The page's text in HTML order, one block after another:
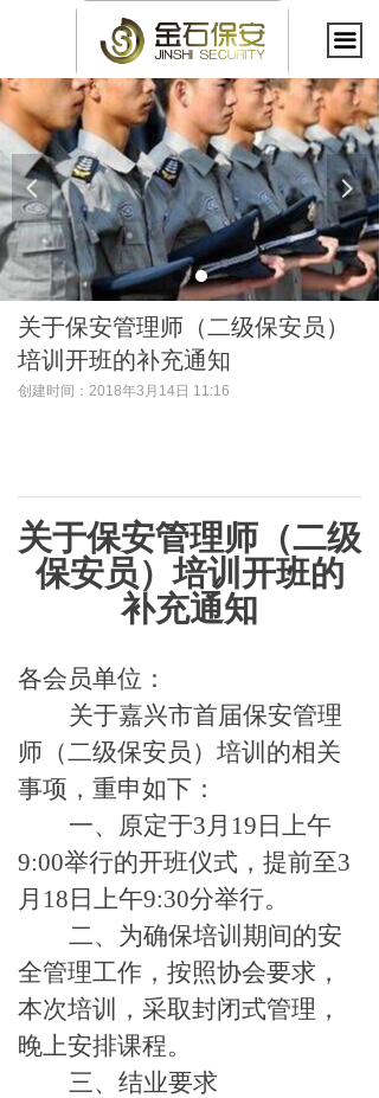
끀
优质服务 信誉至上
High quality service
reputation first
넳 넲
关于保安管理师（二级保安员）
培训开班的补充通知
创建时间： 2018年3月14日 11:16
关于保安管理师（二级
保安员）培训开班的
补充通知
各会员单位：
关于嘉兴市首届保安管理
师（二级保安员）培训的相关
事项，重申如下：
一、原定于3月19日上午
9:00举行的开班仪式，提前至3
月18日上午9:30分举行。
二、为确保培训期间的安
全管理工作，按照协会要求，
本次培训，采取封闭式管理，
晚上安排课程。
三、结业要求